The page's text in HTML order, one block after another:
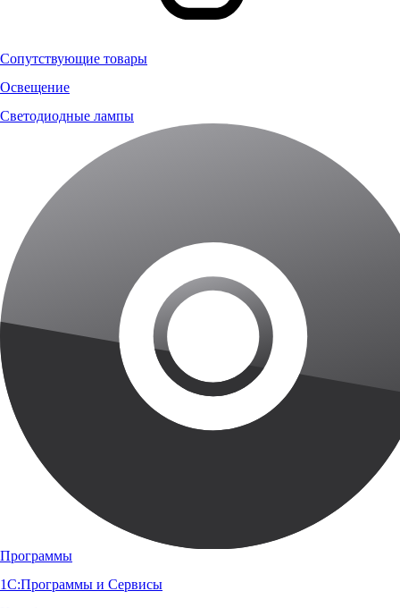
Сопутствующие товары
Освещение
Светодиодные лампы
Программы
1С:Программы и Сервисы